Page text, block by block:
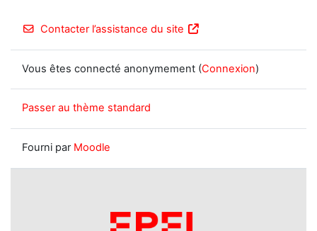
Contacter l’assistance du site
Vous êtes connecté anonymement (Connexion)
Passer au thème standard
Fourni par Moodle